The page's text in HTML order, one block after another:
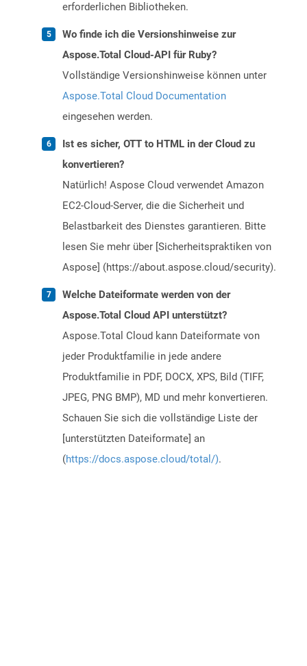
erforderlichen Bibliotheken.
Wo finde ich die Versionshinweise zur
Aspose.Total Cloud-API für Ruby?
Vollständige Versionshinweise können unter
Aspose.Total Cloud Documentation
eingesehen werden.
Ist es sicher, OTT to HTML in der Cloud zu
konvertieren?
Natürlich! Aspose Cloud verwendet Amazon
EC2-Cloud-Server, die die Sicherheit und
Belastbarkeit des Dienstes garantieren. Bitte
lesen Sie mehr über [Sicherheitspraktiken von
Aspose] (https://about.aspose.cloud/security).
Welche Dateiformate werden von der
Aspose.Total Cloud API unterstützt?
Aspose.Total Cloud kann Dateiformate von
jeder Produktfamilie in jede andere
Produktfamilie in PDF, DOCX, XPS, Bild (TIFF,
JPEG, PNG BMP), MD und mehr konvertieren.
Schauen Sie sich die vollständige Liste der
[unterstützten Dateiformate] an
(https://docs.aspose.cloud/total/).